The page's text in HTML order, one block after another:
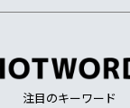
注目のキーワード